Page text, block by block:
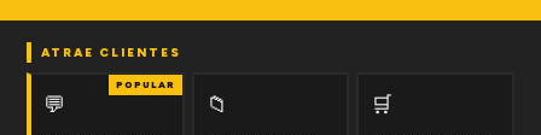
ATRAE CLIENTES
POPULAR
💬 📁 🛒